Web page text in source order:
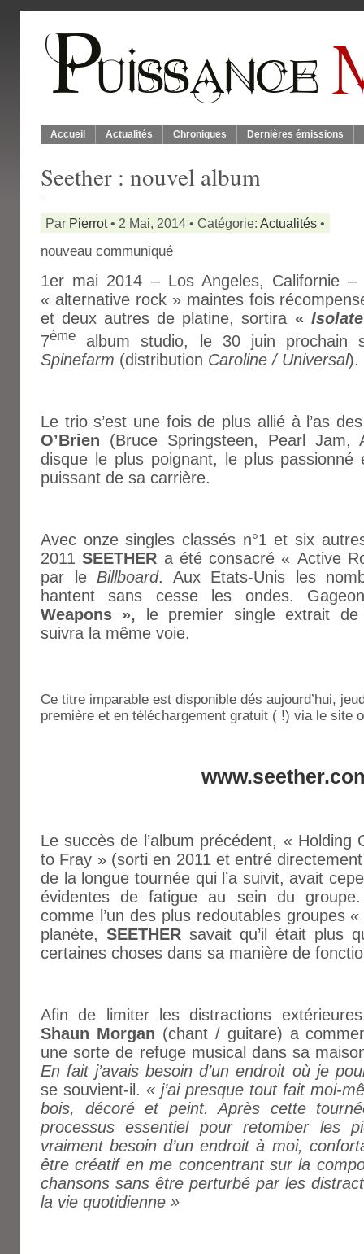
Accueil Actualités Chroniques Dernières émissions
Seether : nouvel album
Par Pierrot• 2 Mai, 2014 • Catégorie: Actualités •
nouveau communiqué
1er mai 2014 – Los Angeles, Californie
« alternative rock » maintes fois
et deux autres de platine, sortira «
7ème album studio, le 30 juin
Spinefarm (distribution Caroline / Universal).
Le trio s’est une fois de plus allié à l’as
O’Brien (Bruce Springsteen, Pearl Jam,
disque le plus poignant, le plus passionné
puissant de sa carrière.
Avec onze singles classés n°1 et six
2011SEETHER a été consacré « Active
par le Billboard. Aux Etats-Unis les
hantent sans cesse les ondes.
Weapons », le premier single extrait de
suivra la même voie.
Ce titre imparable est disponible dés aujourd’hui,
première et en téléchargement gratuit ( !) via le site
Le succès de l’album précédent, « Holding
to Fray » (sorti en 2011 et entré
de la longue tournée qui l’a suivit, avait
évidentes de fatigue au sein du groupe.
comme l’un des plus redoutables groupes
planète, SEETHER savait qu’il était plus
certaines choses dans sa manière de
Afin de limiter les distractions
Shaun Morgan (chant / guitare) a
une sorte de refuge musical dans sa
En fait j’avais besoin d’un endroit où je
se souvient-il. « j’ai presque tout fait moi-
bois, décoré et peint. Après cette
processus essentiel pour retomber les
vraiment besoin d’un endroit à moi,
être créatif en me concentrant sur la
chansons sans être perturbé par les
la vie quotidienne »